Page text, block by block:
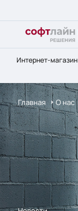
Интернет-магазин
Главная О нас